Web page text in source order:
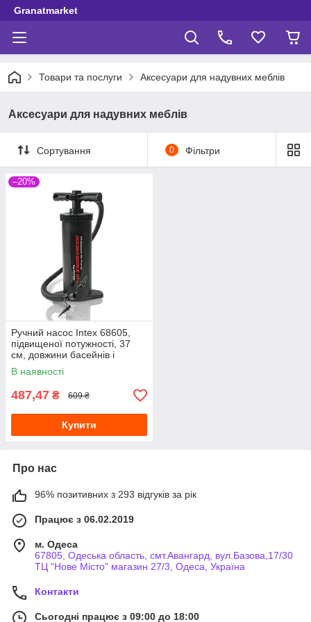
Granatmarket
Товари та послуги Аксесуари для надувних меблів
Аксесуари для надувних меблів
Сортування 0 Фільтри
–20%
Ручний насос Intex 68605,
підвищеної потужності, 37
см, довжини басейнів і
матраців
В наявності
487,47 ₴ 609 ₴
Купити
Про нас
96% позитивних з 293 відгуків за рік
Працює з 06.02.2019
м. Одеса
67805, Одеська область, смт.Авангард, вул.Базова,17/30
ТЦ “Нове Місто” магазин 27/3, Одеса, Україна
Контакти
Сьогодні працює з 09:00 до 18:00